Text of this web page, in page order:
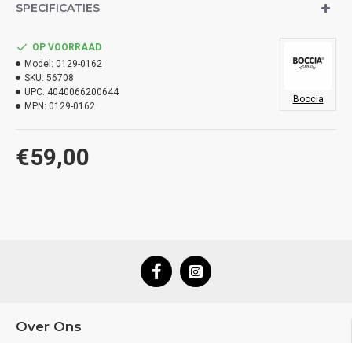
SPECIFICATIES
€59,00
OP VOORRAAD
Model: 0129-0162
SKU: 56708
UPC: 4040066200644
MPN: 0129-0162
Boccia
Over Ons